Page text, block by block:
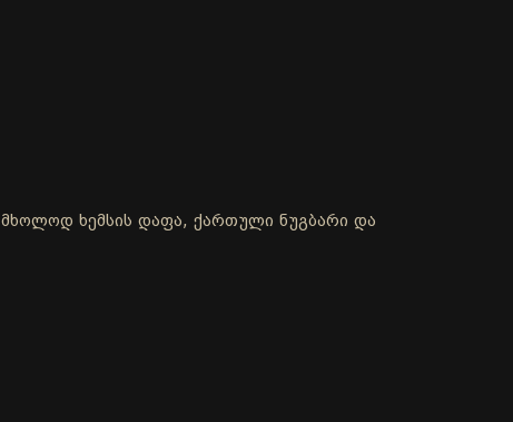
მხოლოდ ხემსის დაფა, ქართული ნუგბარი და